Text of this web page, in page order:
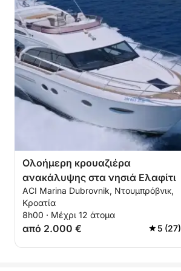
Ολοήμερη κρουαζιέρα
ανακάλυψης στα νησιά Ελαφίτι
ACI Marina Dubrovnik, Ντουμπρόβνικ,
Κροατία
8h00 · Μέχρι 12 άτομα
από 2.000 € 5 (27)